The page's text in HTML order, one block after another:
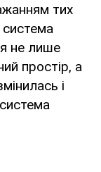
тих
система
не лише
простір, а
і